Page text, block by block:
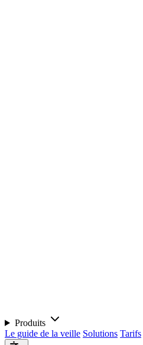
Produits
Le guide de la veille Solutions Tarifs